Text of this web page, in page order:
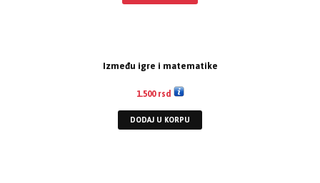
Između igre i matematike
1.500 rsd
DODAJ U KORPU